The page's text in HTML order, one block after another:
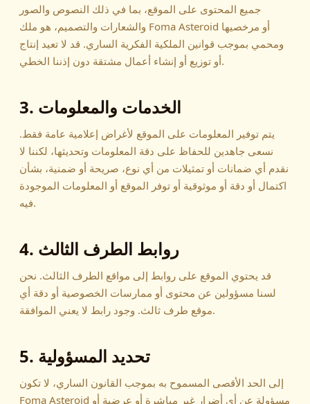
جميع المحتوى على الموقع، بما في ذلك النصوص والصور
والشعارات والتصميم، هو ملك Foma Asteroid أو مرخصيها
ومحمي بموجب قوانين الملكية الفكرية الساري. قد لا تعيد إنتاج
أو توزيع أو إنشاء أعمال مشتقة دون إذننا الخطي.
3. الخدمات والمعلومات
يتم توفير المعلومات على الموقع لأغراض إعلامية عامة فقط.
نسعى جاهدين للحفاظ على دقة المعلومات وتحديثها، لكننا لا
نقدم أي ضمانات أو تمثيلات من أي نوع، صريحة أو ضمنية، بشأن
اكتمال أو دقة أو موثوقية أو توفر الموقع أو المعلومات الموجودة
فيه.
4. روابط الطرف الثالث
قد يحتوي الموقع على روابط إلى مواقع الطرف الثالث. نحن
لسنا مسؤولين عن محتوى أو ممارسات الخصوصية أو دقة أي
موقع طرف ثالث. وجود رابط لا يعني الموافقة.
5. تحديد المسؤولية
إلى الحد الأقصى المسموح به بموجب القانون الساري، لا تكون
Foma Asteroid مسؤولة عن أي أضرار غير مباشرة أو عرضية أو